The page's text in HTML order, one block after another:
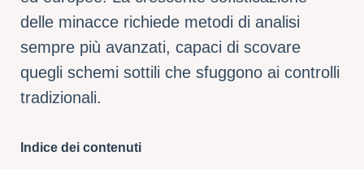
delle minacce richiede metodi di analisi
sempre più avanzati, capaci di scovare
quegli schemi sottili che sfuggono ai controlli
tradizionali.
Indice dei contenuti